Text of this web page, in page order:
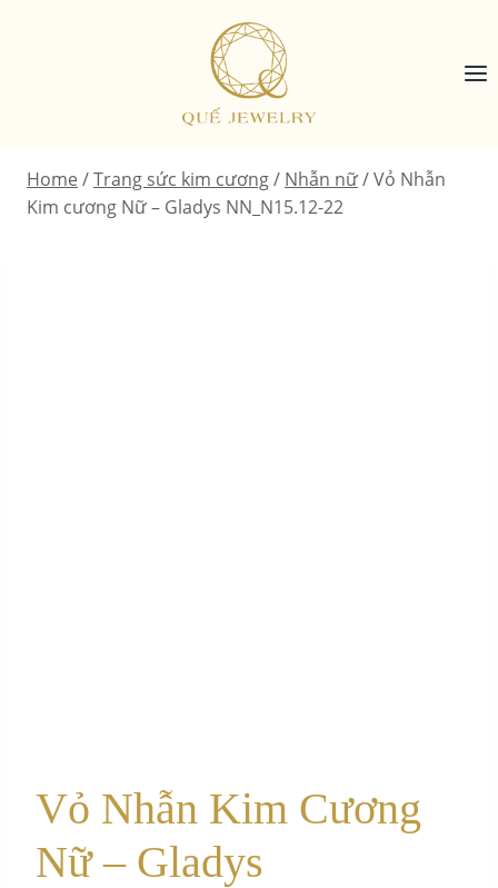
Home /Trang sức kim cương/ Nhẫn nữ/Vỏ Nhẫn
Kim cương Nữ – Gladys NN_N15.12-22
Vỏ Nhẫn Kim Cương
Nữ – Gladys